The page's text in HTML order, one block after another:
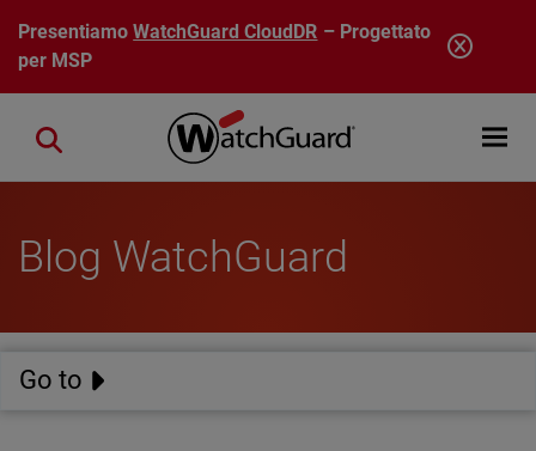
Salta al contenuto principale
PresentiamoWatchGuard CloudDR – Progettato
per MSP
Open
Close search
Blog WatchGuard
Go to